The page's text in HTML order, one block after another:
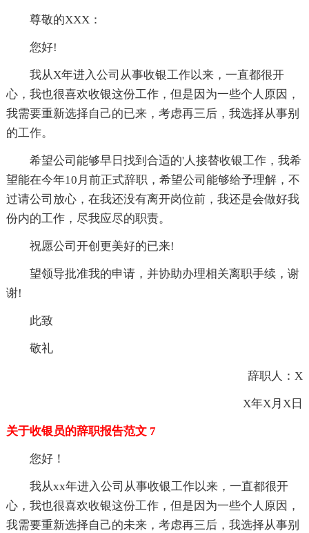
尊敬的XXX：
您好!
我从X年进入公司从事收银工作以来，一直都很开
心，我也很喜欢收银这份工作，但是因为一些个人原因，
我需要重新选择自己的已来，考虑再三后，我选择从事别
的工作。
希望公司能够早日找到合适的'人接替收银工作，我希
望能在今年10月前正式辞职，希望公司能够给予理解，不
过请公司放心，在我还没有离开岗位前，我还是会做好我
份内的工作，尽我应尽的职责。
祝愿公司开创更美好的已来!
望领导批准我的申请，并协助办理相关离职手续，谢
谢!
此致
敬礼
辞职人：X
X年X月X日
关于收银员的辞职报告范文 7
您好！
我从xx年进入公司从事收银工作以来，一直都很开
心，我也很喜欢收银这份工作，但是因为一些个人原因，
我需要重新选择自己的未来，考虑再三后，我选择从事别